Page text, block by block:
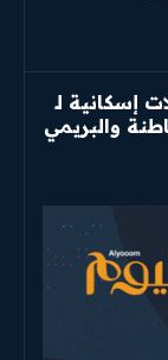
إسكانية لـ
والبريمي